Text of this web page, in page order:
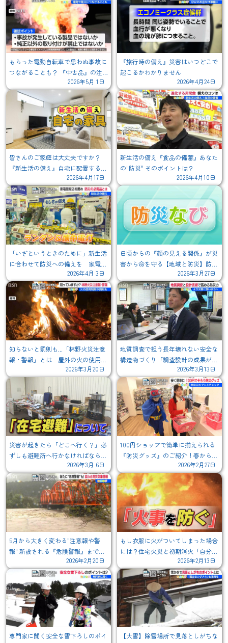
もらった電動自転車で思わぬ事故に
つながることも？ 『中古品』の注
意点 エアコンの「標準使用期間」
を知っていますか？
2026年5月 1日
『旅行時の備え』災害はいつどこで
起こるかわかりません
2026年4月24日
皆さんのご家庭は大丈夫ですか？
『新生活の備え』自宅に配置する家
具や家電の"安全対策"2026年4月17日
新生活の備え『食品の備蓄』あなた
の"防災" そのポイントは？
2026年4月10日
「いざというときのために」新生活
に合わせて防災への備えを 家電量
販店で手に入る便利アイテム
2026年4月 3日
日頃からの『顔の見える関係』が災
害から命を守る【地域と防災】防災
グッズの"ひと工夫"と助け合いに大
切な『地域のつながり』の再認識
2026年3月27日
知らないと罰則も...「林野火災注意
報・警報」とは 屋外の火の使用が
2026年3月20日
地質調査で担う長年壊れない安全な
構造物づくり「調査設計の成果がか
たちになるやりがい」震災復旧で築
く"災害に強い街"
2026年3月13日
災害が起きたら「どこへ行く？」必
ずしも避難所へ行かなければならな
いわけではない『在宅避難』のスス
メ
2026年3月 6日
100円ショップで簡単に揃えられる
『防災グッズ』のご紹介！春からの
新生活に備えておきたい非常用持ち
出し袋の"中身"
2026年2月27日
5月から大きく変わる"注意報や警
報" 新設される『危険警報』までに
避難を完了させること！新・防災気
象情報とは？
2026年2月20日
もし衣服に火がついてしまった場合
には？住宅火災と初期消火「自分の
2026年2月13日
専門家に聞く安全な雪下ろしのポイ
【大雪】除雪場所で見落としがちな